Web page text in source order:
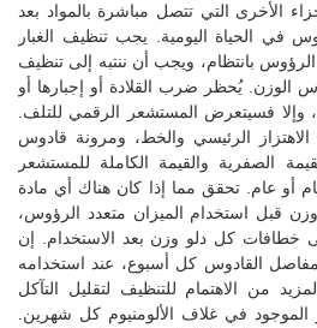
الأخرى التي تتصل مباشرة بالمواد بعد
في الحياة اليومية. يجب تنظيف الغبار
بانتظام، ويجب أن ننتبه إلى تنظيف
الوزن. يُحظر ضرب القلادة أو إجبارها أو
وإلا فسيتعرض المستشعر الرقمي للتلف.
الاهتزاز الرئيسي والخط، ومرونة قادوس
الصفرية والقيمة الكاملة للمستشعر
أو عام. تحقق مما إذا كان هناك أي مادة
قبل استخدام الميزان متعدد الرؤوس،
خطافات كل دلو وزن بعد الاستخدام. إن
القادوس كل أسبوع، عند استخدامه
من الاهتمام للتنظيف لتقليل التآكل
الموجود في غلاف الألومنيوم كل شهرين.